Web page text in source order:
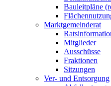
Bauleitpläne
Marktgemeinderat
Mitglieder
Ausschüsse
Fraktionen
Sitzungen
Ver- und Entsorgung